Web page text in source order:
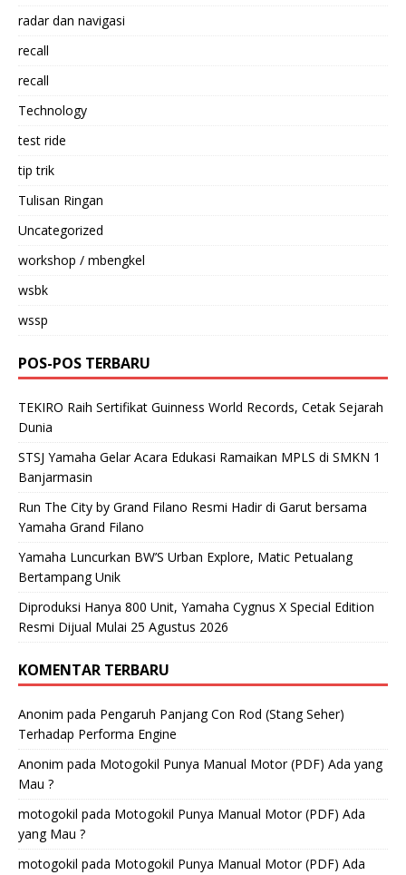
radar dan navigasi
recall
recall
Technology
test ride
tip trik
Tulisan Ringan
Uncategorized
workshop / mbengkel
wsbk
wssp
POS-POS TERBARU
TEKIRO Raih Sertifikat Guinness World Records, Cetak Sejarah
Dunia
STSJ Yamaha Gelar Acara Edukasi Ramaikan MPLS di SMKN 1
Banjarmasin
Run The City by Grand Filano Resmi Hadir di Garut bersama
Yamaha Grand Filano
Yamaha Luncurkan BW’S Urban Explore, Matic Petualang
Bertampang Unik
Diproduksi Hanya 800 Unit, Yamaha Cygnus X Special Edition
Resmi Dijual Mulai 25 Agustus 2026
KOMENTAR TERBARU
Anonim pada Pengaruh Panjang Con Rod (Stang Seher)
Terhadap Performa Engine
Anonim pada Motogokil Punya Manual Motor (PDF) Ada yang
Mau ?
motogokil pada Motogokil Punya Manual Motor (PDF) Ada
yang Mau ?
motogokil pada Motogokil Punya Manual Motor (PDF) Ada